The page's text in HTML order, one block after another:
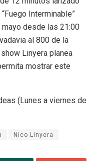
“Fuego Interminable”
desde las 21:00
al 800 de la
Linyera planea
mostrar este
(Lunes a viernes de
Nico Linyera